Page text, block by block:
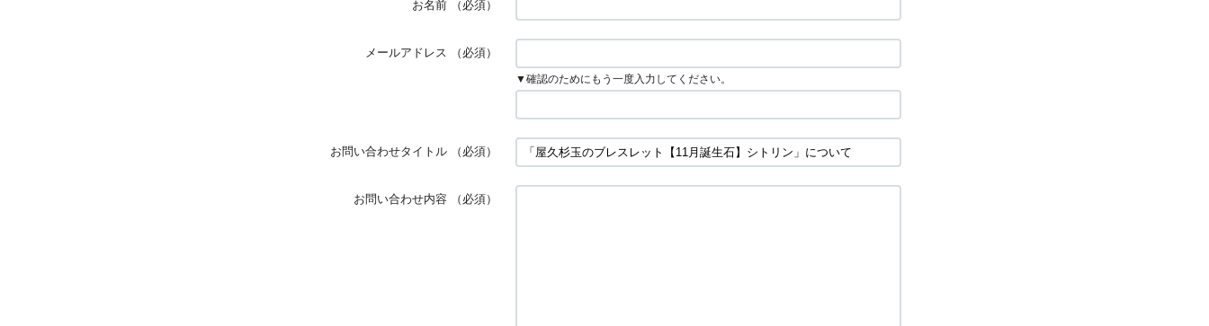
お名前 （必須）
メールアドレス （必須）
▼確認のためにもう一度入力してください。
お問い合わせタイトル （必須）
お問い合わせ内容 （必須）